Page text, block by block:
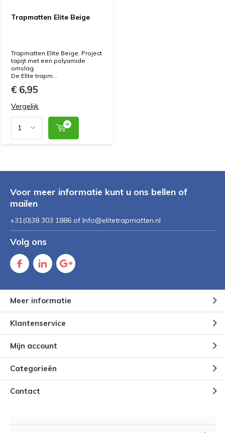
Trapmatten Elite Beige
Trapmatten Elite Beige. Project
tapijt met een polyamide
omslag.
De Elite trapm...
€ 6,95
Vergelijk
Voor meer informatie kunt u ons bellen of
mailen
+31(0)38 303 1886 of Info@elitetrapmatten.nl
Volg ons
Meer informatie
Klantenservice
Mijn account
Categorieën
Contact